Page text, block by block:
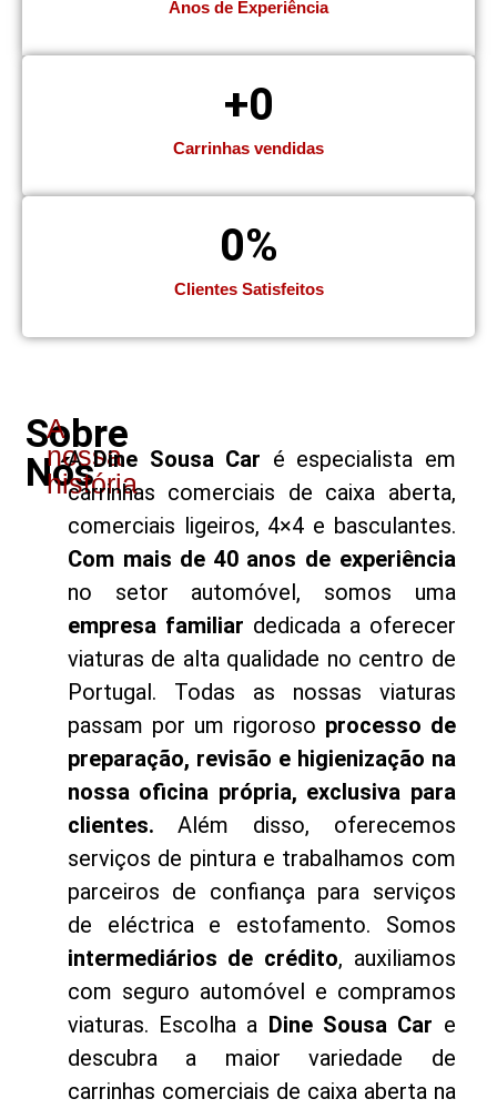
Anos de Experiência
Carrinhas vendidas
+0
Clientes Satisfeitos
0%
Sobre
Nós
A
nossa
história
ADine Sousa Car é especialista em
carrinhas comerciais de caixa aberta,
comerciais ligeiros, 4×4 e basculantes.
Com mais de 40 anos de experiência
no setor automóvel, somos uma
empresa familiar dedicada a oferecer
viaturas de alta qualidade no centro de
Portugal. Todas as nossas viaturas
passam por um rigoroso processo de
preparação, revisão e higienização na
nossa oficina própria, exclusiva para
clientes. Além disso, oferecemos
serviços de pintura e trabalhamos com
parceiros de confiança para serviços
de eléctrica e estofamento. Somos
intermediários de crédito, auxiliamos
com seguro automóvel e compramos
viaturas. Escolha a Dine Sousa Car e
descubra a maior variedade de
carrinhas comerciais de caixa aberta na